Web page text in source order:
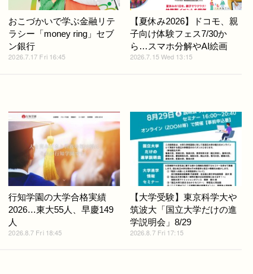
おこづかいで学ぶ金融リテ
ラシー「money ring」セブ
ン銀行
2026.7.17 Fri 16:45
【夏休み2026】ドコモ、親
子向け体験フェス7/30か
ら…スマホ分解やAI絵画
2026.7.15 Wed 13:15
行知学園の大学合格実績
2026…東大55人、早慶149
人
2026.8.7 Fri 18:45
【大学受験】東京科学大や
筑波大「国立大学だけの進
学説明会」8/29
2026.8.7 Fri 17:15